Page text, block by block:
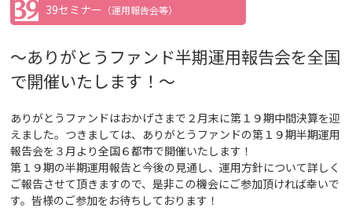
39セミナー （運用報告会等）
～ありがとうファンド半期運用報告会を全国
で開催いたします！ ～
ありがとうファンドはおかげさまで２月末に第１９期中間決算を迎
えました。つきましては、ありがとうファンドの第１９期半期運用
報告会を３月より全国６都市で開催いたします！
第１９期の半期運用報告と今後の見通し、運用方針について詳しく
ご報告させて頂きますので、是非この機会にご参加頂ければ幸いで
す。皆様のご参加をお待ちしております！